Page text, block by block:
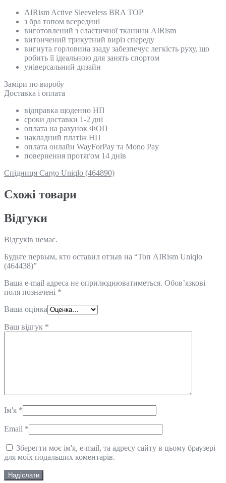
AIRism Active Sleeveless BRA TOP
з бра топом всередині
виготовлений з еластичної тканини AIRism
витончений трикутний виріз спереду
вигнута горловина ззаду забезпечує легкість руху, що
робить її ідеальною для занять спортом
універсальний дизайн
Замiри по виробу
Доставка і оплата
відправка щоденно НП
сроки доставки 1-2 дні
оплата на рахунок ФОП
накладний платіж НП
оплата онлайн WayForPay та Mono Pay
повернення протягом 14 днів
Спідниця Cargo Uniqlo (464890)
Схожi товари
Відгуки
Відгуків немає.
Будьте первым, кто оставил отзыв на “Топ AIRism Uniqlo
(464438)”
Ваша e-mail адреса не оприлюднюватиметься. Обов’язкові
поля позначені *
Ваша оцінка
Ваш відгук *
Ім'я *
Email *
Зберегти моє ім'я, e-mail, та адресу сайту в цьому браузері
для моїх подальших коментарів.